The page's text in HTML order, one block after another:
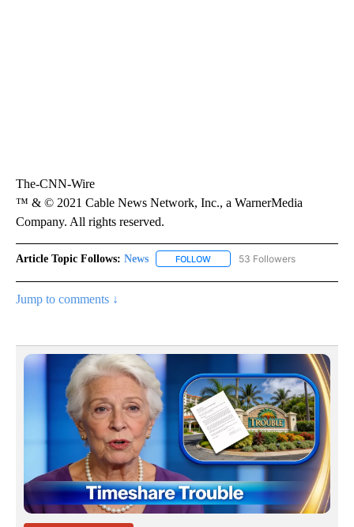
The-CNN-Wire
™ & © 2021 Cable News Network, Inc., a WarnerMedia
Company. All rights reserved.
Article Topic Follows: News FOLLOW FOLLOW "NEWS" TO RECEIVE
53 Followers
Jump to comments ↓